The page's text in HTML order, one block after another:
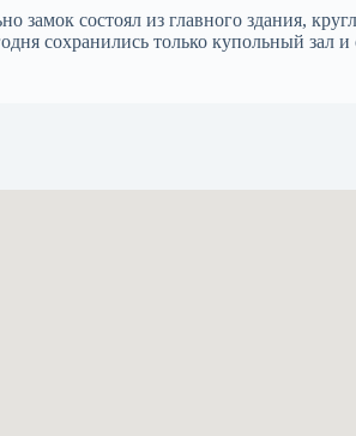
состоял из главного здания,
сохранились только купольный зал и